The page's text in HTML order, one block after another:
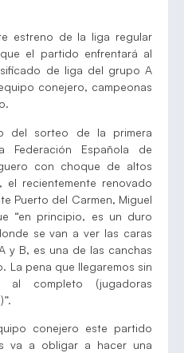
estreno de la liga regular
el partido enfrentará al
de liga del grupo A
conejero, campeonas
del sorteo de la primera
Española de
con choque de altos
recientemente renovado
Puerto del Carmen, Miguel
“en principio, es un duro
se van a ver las caras
y B, es una de las canchas
La pena que llegaremos sin
completo (jugadoras
conejero este partido
va a obligar a hacer una